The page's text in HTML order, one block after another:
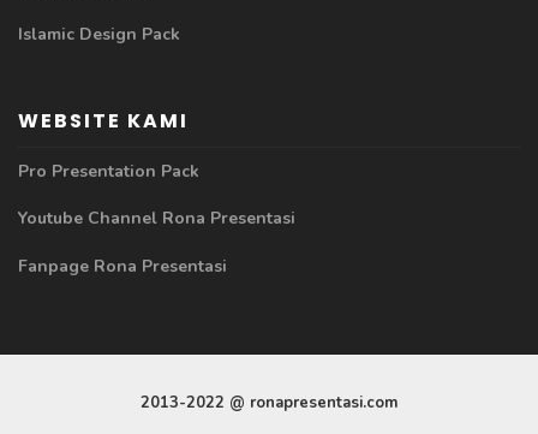
Islamic Design Pack
WEBSITE KAMI
Pro Presentation Pack
Youtube Channel Rona Presentasi
Fanpage Rona Presentasi
2013-2022 @ ronapresentasi.com